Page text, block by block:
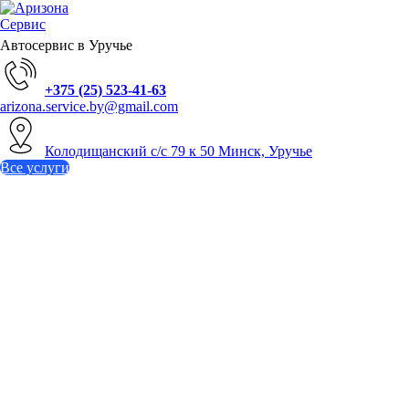
Автосервис в Уручье
+375 (25) 523-41-63
arizona.service.by@gmail.com
Колодищанский с/с 79 к 50 Минск, Уручье
Все услуги